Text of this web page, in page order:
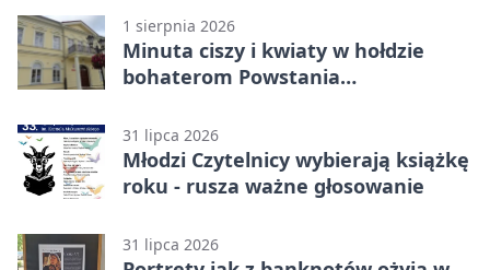
1 sierpnia 2026
Minuta ciszy i kwiaty w hołdzie
bohaterom Powstania
31 lipca 2026
Młodzi Czytelnicy wybierają książkę
roku - rusza ważne głosowanie
31 lipca 2026